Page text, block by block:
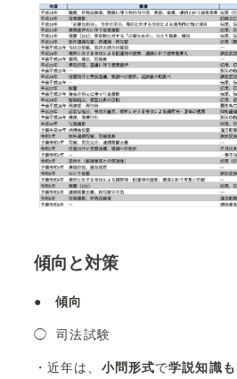
傾向と対策
●傾向
◯ 司法試験
・近年は、 小問形式で学説知識も